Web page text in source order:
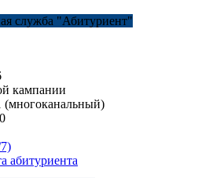
служба "Абитуриент"
кампании
(многоканальный)
абитуриента